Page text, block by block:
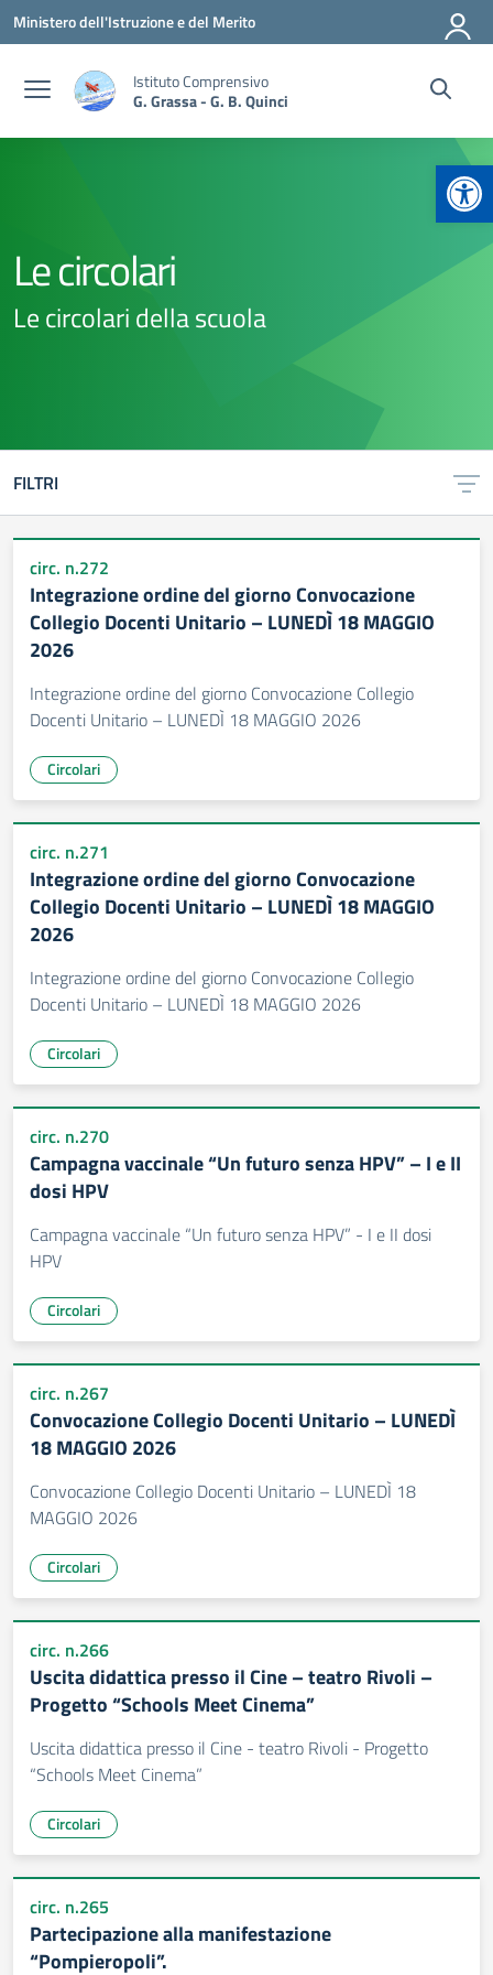
Vai ai contenuti
Vai al menu di navigazione
Vai al footer
Ministero dell'Istruzione e del Merito
Istituto Comprensivo
G. Grassa - G. B. Quinci
Le circolari
Le circolari della scuola
FILTRI
circ. n.272
Integrazione ordine del giorno Convocazione
Collegio Docenti Unitario – LUNEDÌ 18 MAGGIO
2026
Integrazione ordine del giorno Convocazione Collegio
Docenti Unitario – LUNEDÌ 18 MAGGIO 2026
Circolari
circ. n.271
Integrazione ordine del giorno Convocazione
Collegio Docenti Unitario – LUNEDÌ 18 MAGGIO
2026
Integrazione ordine del giorno Convocazione Collegio
Docenti Unitario – LUNEDÌ 18 MAGGIO 2026
Circolari
circ. n.270
Campagna vaccinale “Un futuro senza HPV” – I e II
dosi HPV
Campagna vaccinale “Un futuro senza HPV” - I e II dosi
HPV
Circolari
circ. n.267
Convocazione Collegio Docenti Unitario – LUNEDÌ
18 MAGGIO 2026
Convocazione Collegio Docenti Unitario – LUNEDÌ 18
MAGGIO 2026
Circolari
circ. n.266
Uscita didattica presso il Cine – teatro Rivoli –
Progetto “Schools Meet Cinema”
Uscita didattica presso il Cine - teatro Rivoli - Progetto
“Schools Meet Cinema”
Circolari
circ. n.265
Partecipazione alla manifestazione
“Pompieropoli”.